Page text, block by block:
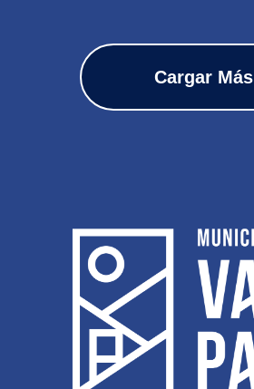
Cargar Más